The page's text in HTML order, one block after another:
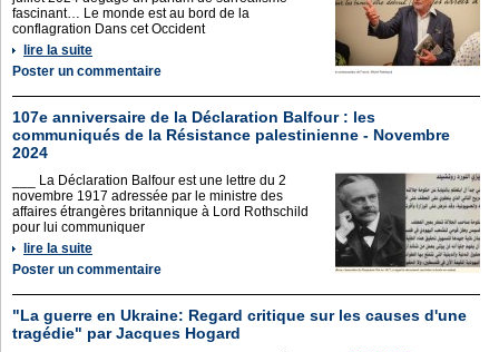
fascinant… Le monde est au bord de la
conflagration Dans cet Occident
lire la suite
Poster un commentaire
107e anniversaire de la Déclaration Balfour : les
communiqués de la Résistance palestinienne - Novembre
2024
___ La Déclaration Balfour est une lettre du 2
novembre 1917 adressée par le ministre des
affaires étrangères britannique à Lord Rothschild
pour lui communiquer
lire la suite
Poster un commentaire
"La guerre en Ukraine: Regard critique sur les causes d'une
tragédie" par Jacques Hogard